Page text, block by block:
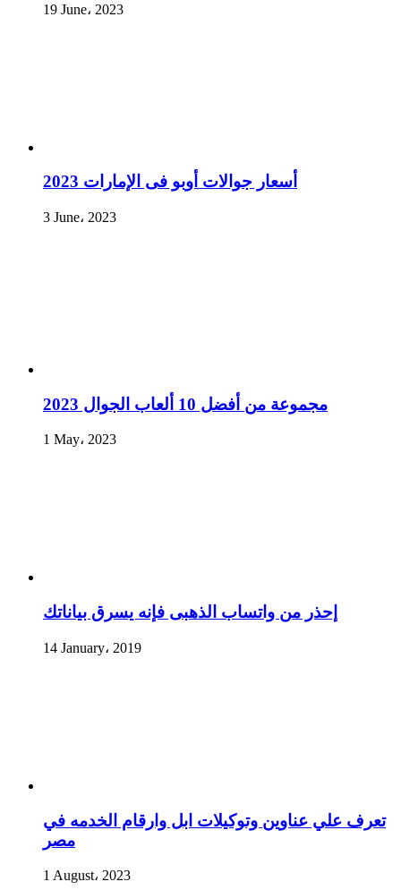
19 June، 2023
أسعار جوالات أوبو فى الإمارات 2023
3 June، 2023
مجموعة من أفضل 10 ألعاب الجوال 2023
1 May، 2023
إحذر من واتساب الذهبى فإنه يسرق بياناتك
14 January، 2019
تعرف علي عناوين وتوكيلات ابل وارقام الخدمه في
مصر
1 August، 2023